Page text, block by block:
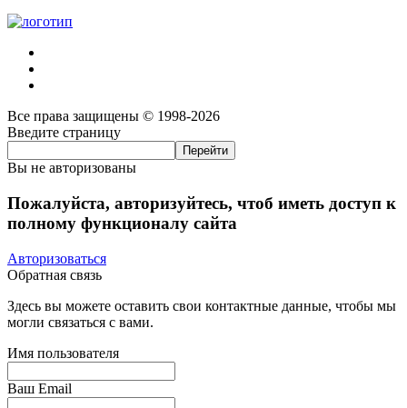
Все права защищены © 1998-2026
Введите страницу
Вы не авторизованы
Пожалуйста, авторизуйтесь, чтоб иметь доступ к
полному функционалу сайта
Авторизоваться
Обратная связь
Здесь вы можете оставить свои контактные данные, чтобы мы
могли связаться с вами.
Имя пользователя
Ваш Email